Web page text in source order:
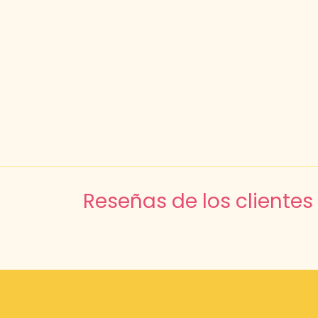
Reseñas de los clientes